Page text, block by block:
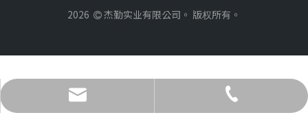
2026  杰勤实业有限公司。 版权所有。